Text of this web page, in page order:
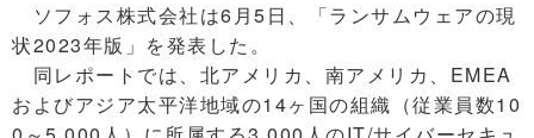
ソフォス株式会社は6月5日、「ランサムウェアの現
状2023年版」を発表した。
同レポートでは、北アメリカ、南アメリカ、EMEA
およびアジア太平洋地域の14ヶ国の組織（従業員数10